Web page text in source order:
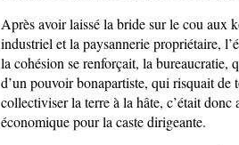
Après avoir laissé la bride sur le cou aux
industriel et la paysannerie propriétaire,
la cohésion se renforçait, la bureaucratie,
d’un pouvoir bonapartiste, qui risquait de
collectiviser la terre à la hâte, c’était
économique pour la caste dirigeante.